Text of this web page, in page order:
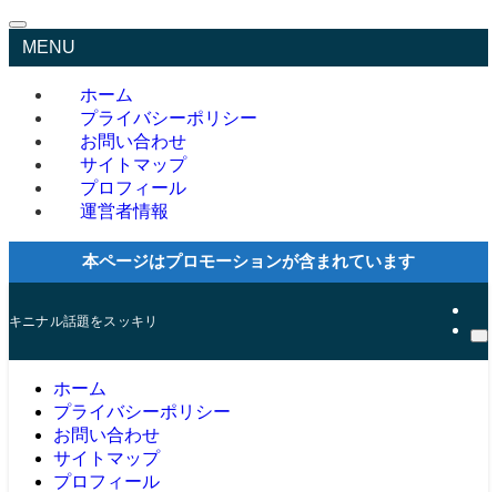
MENU
ホーム
プライバシーポリシー
お問い合わせ
サイトマップ
プロフィール
運営者情報
本ページはプロモーションが含まれています
キニナル話題をスッキリ
ホーム
プライバシーポリシー
お問い合わせ
サイトマップ
プロフィール